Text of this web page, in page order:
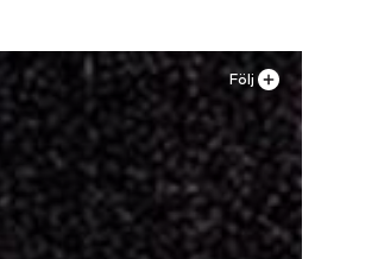
Följ